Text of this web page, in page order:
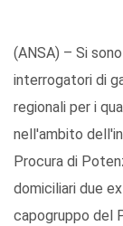
(ANSA) – Si
interrogatori di
regionali per i
nell'ambito
Procura di
domiciliari due
capogruppo del